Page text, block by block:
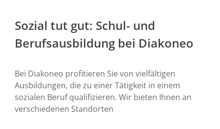
Sozial tut gut: Schul- und
Berufsausbildung bei Diakoneo
Bei Diakoneo profitieren Sie von vielfältigen
Ausbildungen, die zu einer Tätigkeit in einem
sozialen Beruf qualifizieren. Wir bieten Ihnen an
verschiedenen Standorten